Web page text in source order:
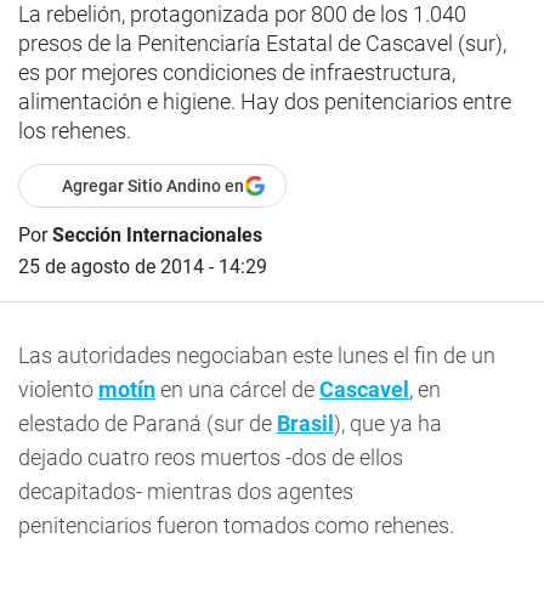
La rebelión, protagonizada por 800 de los 1.040
presos de la Penitenciaría Estatal de Cascavel (sur),
es por mejores condiciones de infraestructura,
alimentación e higiene. Hay dos penitenciarios entre
los rehenes.
Agregar Sitio Andino en
PorSección Internacionales
25 de agosto de 2014 - 14:29
Las autoridades negociaban este lunes el fin de un
violento motínen una cárcel deCascavel , en
elestado de Paraná (sur de Brasil ), que ya ha
dejado cuatro reos muertos -dos de ellos
decapitados- mientras dos agentes
penitenciarios fueron tomados como rehenes.